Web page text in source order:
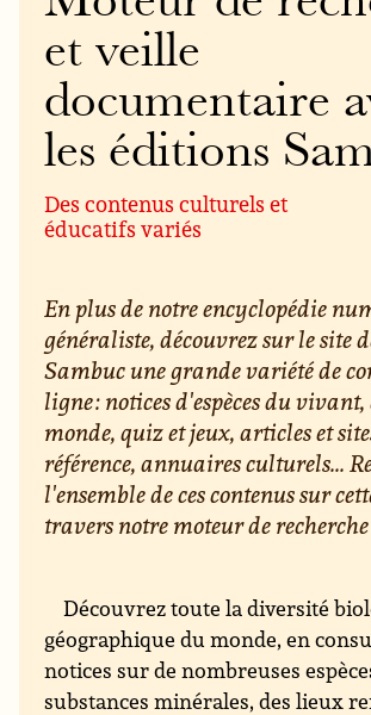
et veille
documentaire
les éditions
Des contenus culturels et
éducatifs variés
En plus de notre encyclopédie
généraliste, découvrez sur le site
Sambuc une grande variété de
ligne : notices d'espèces du
monde, quiz et jeux, articles et
référence, annuaires culturels...
l'ensemble de ces contenus sur
travers notre moteur de recherche
Découvrez toute la diversité
géographique du monde, en
notices sur de nombreuses
substances minérales, des lieux